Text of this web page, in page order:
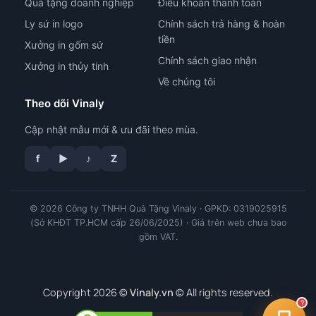
Ly sứ in logo
Xưởng in gốm sứ
Xưởng in thủy tinh
Chính sách trả hàng & hoàn
tiền
Chính sách giao nhận
Về chúng tôi
Theo dõi Vinaly
Cập nhật mẫu mới & ưu đãi theo mùa.
f ▶ ♪ Z
© 2026 Công ty TNHH Quà Tặng Vinaly · GPKD: 0319025915
(Sở KHĐT TP.HCM cấp 26/06/2025) · Giá trên web chưa bao
gồm VAT.
Copyright 2026 © Vinaly.vn © All rights reserved.
?